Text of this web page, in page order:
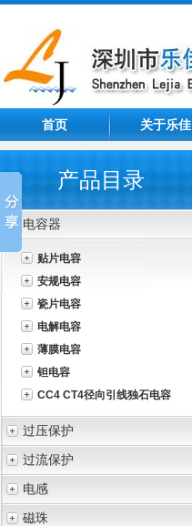
首页 关于乐佳
产品目录
电容器
贴片电容
安规电容
瓷片电容
电解电容
薄膜电容
钽电容
CC4 CT4径向引线独石电容
过压保护
过流保护
电感
磁珠